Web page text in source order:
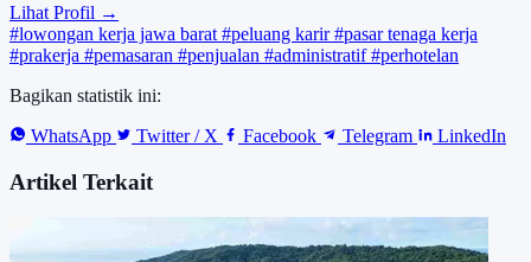
Lihat Profil →
#lowongan kerja jawa barat #peluang karir#pasar tenaga kerja
#prakerja #pemasaran #penjualan #administratif#perhotelan
Bagikan statistik ini:
WhatsApp
Twitter / X Facebook Telegram LinkedIn
Artikel Terkait